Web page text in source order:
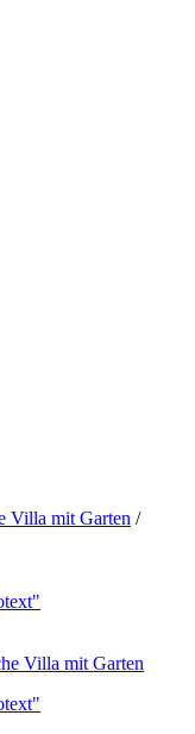
Villa mit Garten /
Villa mit Garten